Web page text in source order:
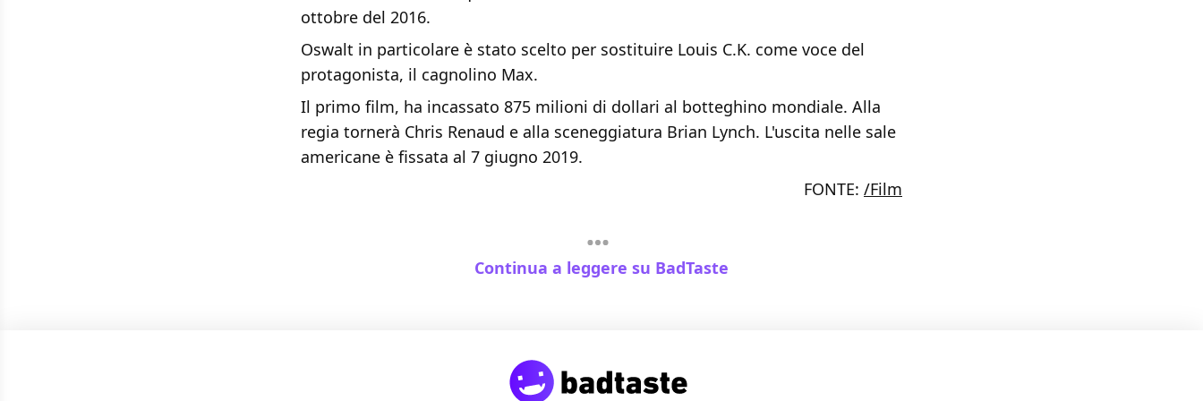
ottobre del 2016.
Oswalt in particolare è stato scelto per sostituire Louis C.K. come voce del
protagonista, il cagnolino Max.
Il primo film, ha incassato 875 milioni di dollari al botteghino mondiale. Alla
regia tornerà Chris Renaud e alla sceneggiatura Brian Lynch. L'uscita nelle sale
americane è fissata al 7 giugno 2019.
FONTE: /Film
Continua a leggere su BadTaste